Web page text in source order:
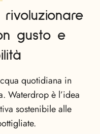
gusto e
quotidiana in
Waterdrop è l’idea
sostenibile alle